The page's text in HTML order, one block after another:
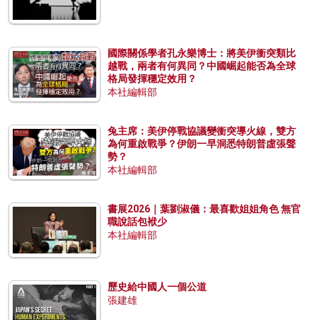
國際關係學者孔永樂博士：將美伊衝突類比
越戰，兩者有何異同？中國崛起能否為全球
格局發揮穩定效用？
本社編輯部
兔主席：美伊停戰協議變衝突導火線，雙方
為何重啟戰爭？伊朗一早洞悉特朗普虛張聲
勢？
本社編輯部
書展2026｜葉劉淑儀：最喜歡姐姐角色 無官
職說話包袱少
本社編輯部
歷史給中國人一個公道
張建雄